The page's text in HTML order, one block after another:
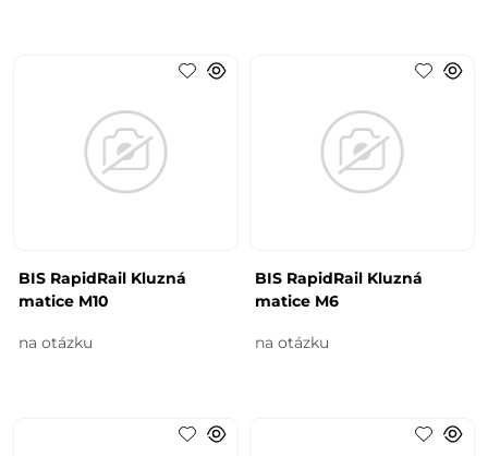
BIS RapidRail Kluzná
matice M10
na otázku
BIS RapidRail Kluzná
matice M6
na otázku